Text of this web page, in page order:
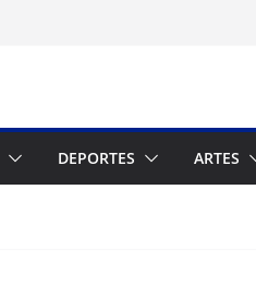
DEPORTES ARTES